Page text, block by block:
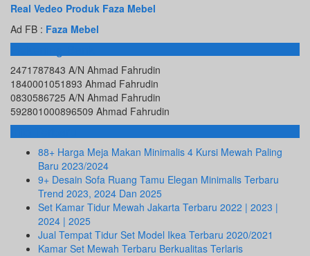
Real Vedeo Produk Faza Mebel
Ad FB : Faza Mebel
Rekening Bank
2471787843 A/N Ahmad Fahrudin
1840001051893 Ahmad Fahrudin
0830586725 A/N Ahmad Fahrudin
592801000896509 Ahmad Fahrudin
Info Terbaru
88+ Harga Meja Makan Minimalis 4 Kursi Mewah Paling
Baru 2023/2024
9+ Desain Sofa Ruang Tamu Elegan Minimalis Terbaru
Trend 2023, 2024 Dan 2025
Set Kamar Tidur Mewah Jakarta Terbaru 2022 | 2023 |
2024 | 2025
Jual Tempat Tidur Set Model Ikea Terbaru 2020/2021
Kamar Set Mewah Terbaru Berkualitas Terlaris